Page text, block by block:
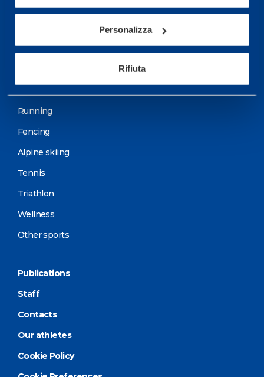
Personalizza
Rifiuta
Sport
Cycling and MTB
Running
Fencing
Alpine skiing
Tennis
Triathlon
Wellness
Other sports
Publications
Staff
Contacts
Our athletes
Cookie Policy